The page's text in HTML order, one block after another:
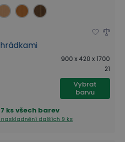
900 x 420 x 1700
21
Vybrat
barvu
7 ks všech barev
naskladnění dalších 9 ks